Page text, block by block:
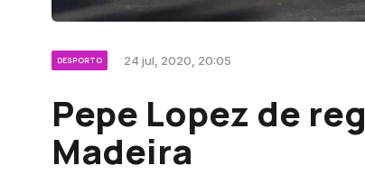
DESPORTO 24 jul, 2020, 20:05
Pepe Lopez de
Madeira